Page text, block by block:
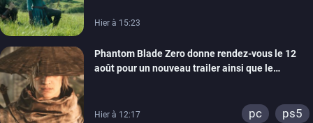
Hier à 15:23
Phantom Blade Zero donne rendez-vous le 12
août pour un nouveau trailer ainsi que le
Hier à 12:17 pc ps5